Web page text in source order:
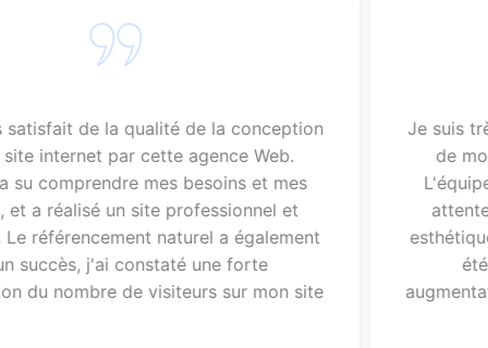
Je suis très satisfait de la qualité de la conception
de mon site internet par cette agence Web.
L'équipe a su comprendre mes besoins et mes
attentes, et a réalisé un site professionnel et
esthétique. Le référencement naturel a également
été un succès, j'ai constaté une forte
augmentation du nombre de visiteurs sur mon